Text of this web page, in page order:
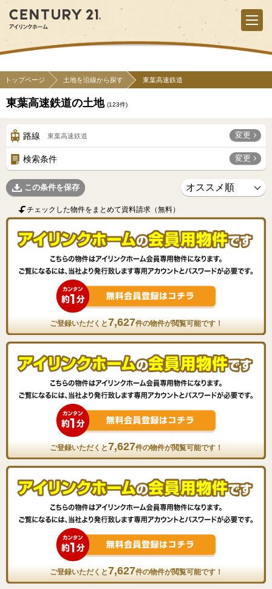
トップページ 土地を沿線から探す 東葉高速鉄道
東葉高速鉄道の土地 (123件)
路線 東葉高速鉄道 変更
検索条件 変更
この条件を保存
チェックした物件をまとめて資料請求（無料）
ご登録いただくと7,627件の物件が閲覧可能です！
ご登録いただくと7,627件の物件が閲覧可能です！
ご登録いただくと7,627件の物件が閲覧可能です！